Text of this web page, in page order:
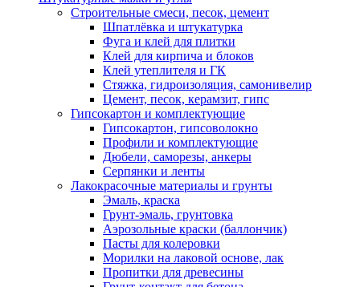
Строительные смеси, песок, цемент
Шпатлёвка и штукатурка
Фуга и клей для плитки
Клей для кирпича и блоков
Клей утеплителя и ГК
Стяжка, гидроизоляция, самонивелир
Цемент, песок, керамзит, гипс
Гипсокартон и комплектующие
Гипсокартон, гипсоволокно
Профили и комплектующие
Дюбели, саморезы, анкеры
Серпянки и ленты
Лакокрасочные материалы и грунты
Эмаль, краска
Грунт-эмаль, грунтовка
Аэрозольные краски (баллончик)
Пасты для колеровки
Морилки на лаковой основе, лак
Пропитки для древесины